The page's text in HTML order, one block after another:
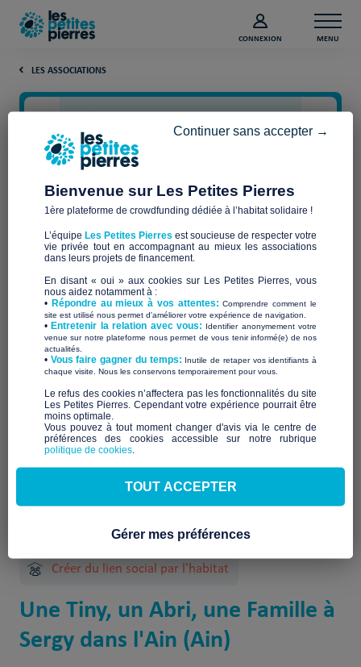
CONNEXION MENU
LES ASSOCIATIONS
Espoir Gessien
Qui sommes-nous ?
À venir
2 Projet(s) réalisé(s)
Créer du lien social par l'habitat
Une Tiny, un Abri, une Famille à
Sergy dans l'Ain (Ain)
Bienvenue sur Les Petites Pierres
1ère plateforme de crowdfunding dédiée à l’habitat solidaire !
L’équipe Les Petites Pierres est soucieuse de respecter votre
vie privée tout en accompagnant au mieux les associations
dans leurs projets de financement.
En disant « oui » aux cookies sur Les Petites Pierres, vous
nous aidez notamment à :
• Répondre au mieux à vos attentes:Comprendre comment le
site est utilisé nous permet d'améliorer votre expérience de navigation.
•Entretenir la relation avec vous: Identifier anonymement votre
venue sur notre plateforme nous permet de vous tenir informé(e) de nos
actualités.
​• Vous faire gagner du temps: Inutile de retaper vos identifiants à
chaque visite. Nous les conservons temporairement pour vous.
​Le refus des cookies n’affectera pas les fonctionnalités du site
Les Petites Pierres. Cependant votre expérience pourrait être
moins optimale.​
Vous pouvez à tout moment changer d'avis via le centre de
préférences des cookies accessible sur notre rubrique
politique de cookies
Continuer sans accepter →
TOUT ACCEPTER
Gérer mes préférences